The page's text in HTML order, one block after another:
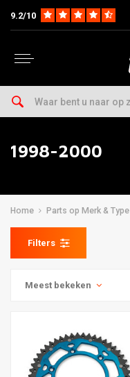
9.2/10
1998-2000
Home Parts op Merk & Type
Filters
Meest bekeken